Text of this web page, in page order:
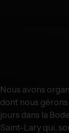
Nous avons
dont nous
jours dans la
Saint-Lary qui,